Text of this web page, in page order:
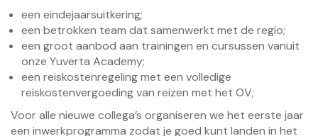
een eindejaarsuitkering;
een betrokken team dat samenwerkt met de regio;
een groot aanbod aan trainingen en cursussen vanuit
onze Yuverta Academy;
een reiskostenregeling met een volledige
reiskostenvergoeding van reizen met het OV;
Voor alle nieuwe collega’s organiseren we het eerste jaar
een inwerkprogramma zodat je goed kunt landen in het